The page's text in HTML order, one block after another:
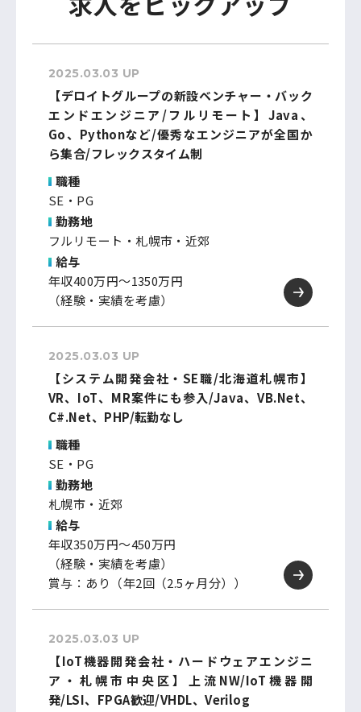
2025.03.03 UP
【デロイトグループの新設ベンチャー・バック
エンドエンジニア/フルリモート】Java、
Go、Pythonなど/優秀なエンジニアが全国か
ら集合/フレックスタイム制
職種
SE・PG
勤務地
フルリモート・札幌市・近郊
給与
年収400万円～1350万円
（経験・実績を考慮）
2025.03.03 UP
【システム開発会社・SE職/北海道札幌市】
VR、IoT、MR案件にも参入/Java、VB.Net、
C#.Net、PHP/転勤なし
職種
SE・PG
勤務地
札幌市・近郊
給与
年収350万円～450万円
（経験・実績を考慮）
賞与：あり（年2回（2.5ヶ月分））
2025.03.03 UP
【IoT機器開発会社・ハードウェアエンジニ
ア・札幌市中央区】上流NW/IoT機器開
発/LSI、FPGA歓迎/VHDL、Verilog